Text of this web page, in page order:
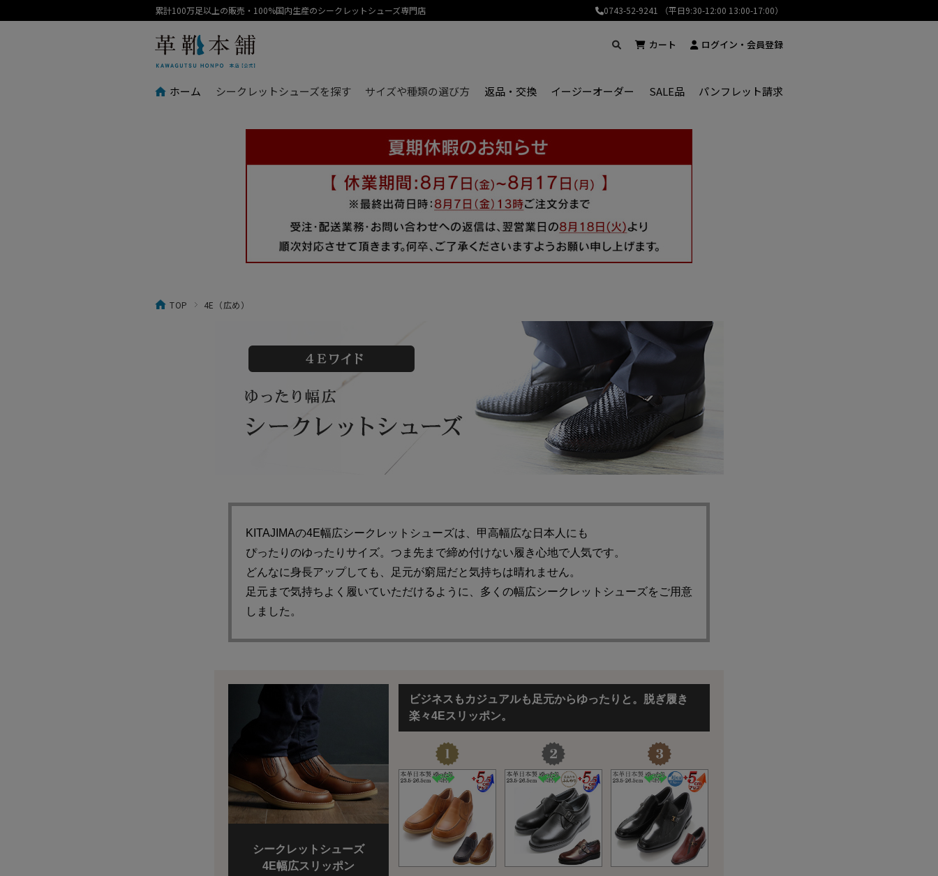
累計100万足以上の販売・100%国内生産のシークレットシューズ専門店 0743-52-9241 （平日9:30-12:00 13:00-17:00）
ホーム シークレットシューズを探す サイズや種類の選び方 返品・交換 イージーオーダー SALE品 パンフレット請求
カート ログイン・会員登録
TOP 4E（広め）
KITAJIMAの4E幅広シークレットシューズは、甲高幅広な日本人にも
ぴったりのゆったりサイズ。つま先まで締め付けない履き心地で人気です。
どんなに身長アップしても、足元が窮屈だと気持ちは晴れません。
足元まで気持ちよく履いていただけるように、多くの幅広シークレットシューズをご用意
しました。
シークレットシューズ
4E幅広スリッポン
ビジネスもカジュアルも足元からゆったりと。脱ぎ履き
楽々4Eスリッポン。